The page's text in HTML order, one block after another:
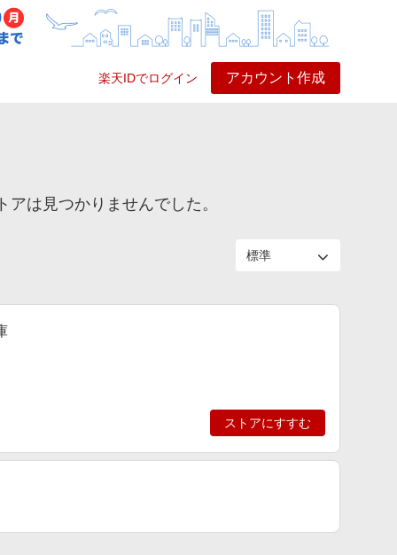
楽天IDでログイン アカウント作成
は見つかりませんでした。
ストアにすすむ